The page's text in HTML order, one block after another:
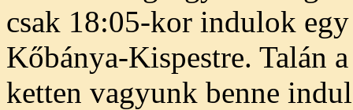
csak 18:05-kor indulok
Kőbánya-Kispestre. Talán
ketten vagyunk benne